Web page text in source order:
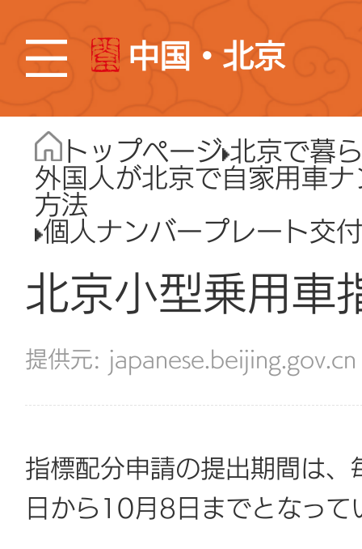
中国・北京
トップページ 北京で暮
外国人が北京で自家用車
方法
個人ナンバープレート交
北京小型乗用車
japanese.beijing.gov.cn
指標配分申請の提出期間は
日から10月8日までとなっ